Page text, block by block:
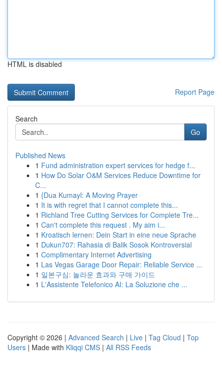
HTML is disabled
Report Page
Search
Go
Published News
1 Fund administration expert services for hedge f...
1 How Do Solar O&M Services Reduce Downtime for
C...
1 {Dua Kumayl: A Moving Prayer
1 It is with regret that I cannot complete this...
1 Richland Tree Cutting Services for Complete Tre...
1 Can't complete this request . My aim i...
1 Kroatisch lernen: Dein Start in eine neue Sprache
1 Dukun707: Rahasia di Balik Sosok Kontroversial
1 Complimentary Internet Advertising
1 Las Vegas Garage Door Repair: Reliable Service ...
1 일본구심: 놀라운 효과와 구매 가이드
1 L'Assistente Telefonico AI: La Soluzione che ...
Copyright © 2026 | Advanced Search | Live | Tag Cloud | Top
Users | Made with Kliqqi CMS | All RSS Feeds